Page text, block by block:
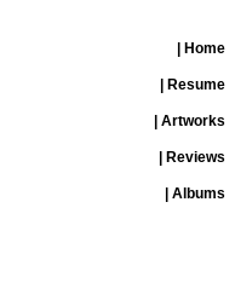
| Home
| Resume
| Artworks
| Reviews
| Albums